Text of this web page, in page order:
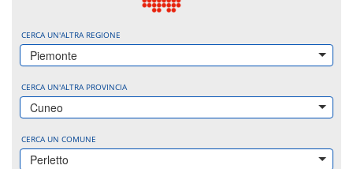
CERCA UN'ALTRA REGIONE
Piemonte
CERCA UN'ALTRA PROVINCIA
Cuneo
CERCA UN COMUNE
Perletto